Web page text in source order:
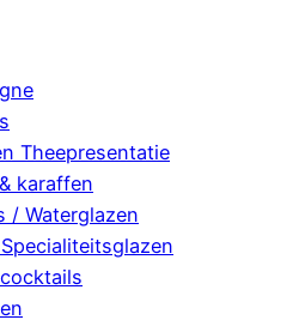
Theepresentatie
karaffen
/ Waterglazen